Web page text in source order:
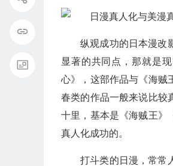
纵观成功的日本漫改
显著的共同点，那就是
心》，这部作品与《海贼
春类的作品一般来说比较
十里，基本是《海贼王》
真人化成功的。
打斗类的日漫，常常